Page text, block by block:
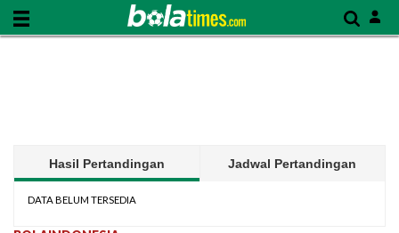
Hasil Pertandingan Jadwal Pertandingan
DATA BELUM TERSEDIA